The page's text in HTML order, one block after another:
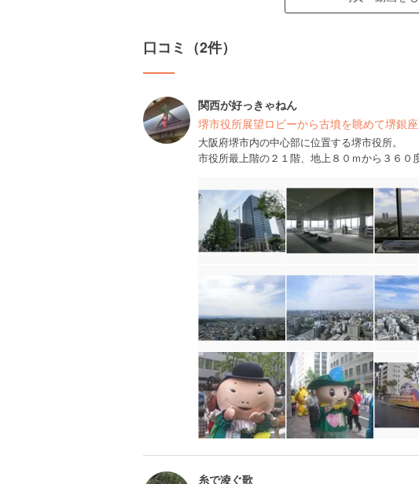
口コミ（2件）
関西が好っきゃねん
堺市役所展望ロビーから古墳を眺めて堺銀
大阪府堺市内の中心部に位置する堺市役所。
市役所最上階の２１階、地上８０ｍから３６０
糸で凌ぐ歌